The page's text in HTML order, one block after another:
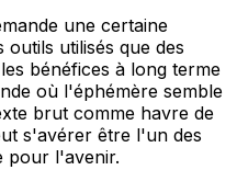
une certaine
utilisés que des
bénéfices à long terme
où l'éphémère semble
brut comme havre de
s'avérer être l'un des
pour l'avenir.